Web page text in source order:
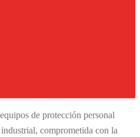
de protección personal
comprometida con la